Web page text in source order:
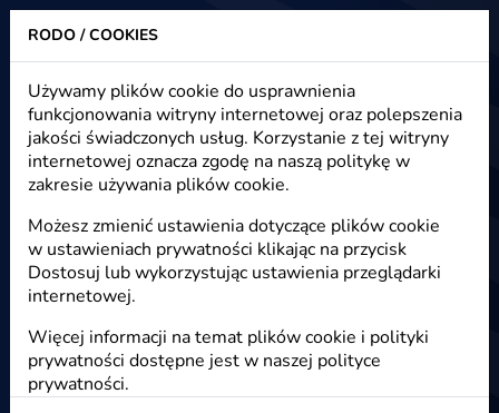
Heuristic - strony www, sklepy internetowe, e-marketing
E-marketing - artykuły, nowości,
blog
E-marketing
RODO / COOKIES
Używamy plików cookie do usprawnienia
funkcjonowania witryny internetowej oraz polepszenia
jakości świadczonych usług. Korzystanie z tej witryny
internetowej oznacza zgodę na naszą politykę w
zakresie używania plików cookie.
Możesz zmienić ustawienia dotyczące plików cookie
w ustawieniach prywatności klikając na przycisk
Dostosuj lub wykorzystując ustawienia przeglądarki
internetowej.
Więcej informacji na temat plików cookie i polityki
prywatności dostępne jest w naszej polityce
prywatności.